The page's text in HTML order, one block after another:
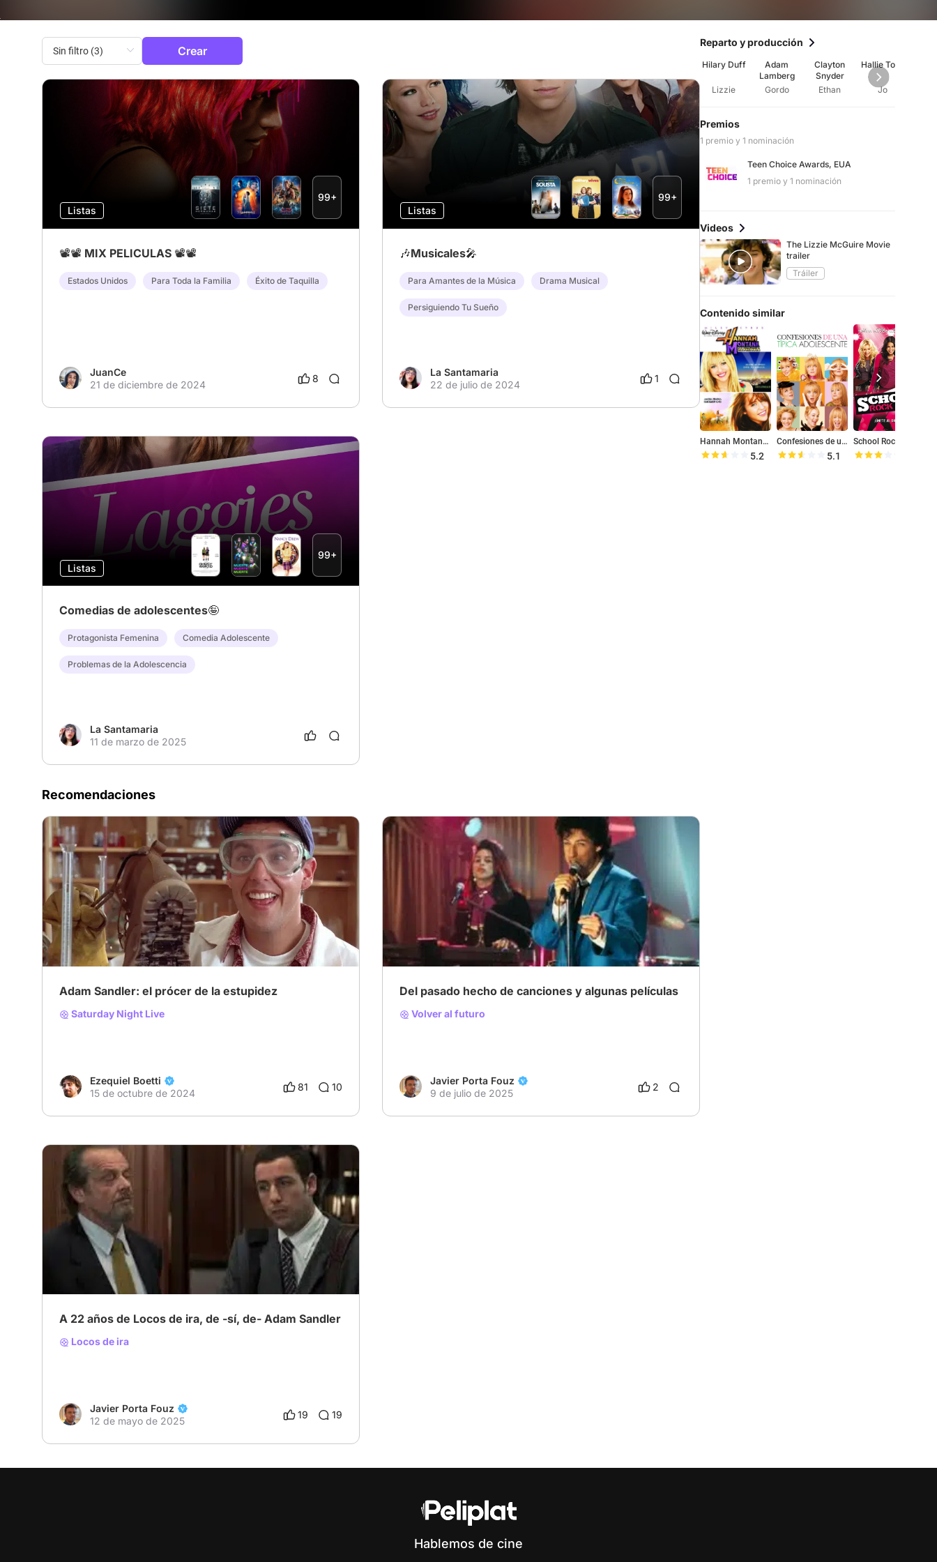
Crear
Listas
99+
📽️📽️ MIX PELICULAS 📽️📽️
Estados Unidos Para Toda la Familia Éxito de Taquilla
JuanCe
21 de diciembre de 2024
8
Listas
99+
🎶Musicales🎤
Para Amantes de la Música Drama Musical
Persiguiendo Tu Sueño
La Santamaria
22 de julio de 2024
1
Listas
99+
Comedias de adolescentes🤪
Protagonista Femenina Comedia Adolescente
Problemas de la Adolescencia
La Santamaria
11 de marzo de 2025
Recomendaciones
Adam Sandler: el prócer de la estupidez
Saturday Night Live
Ezequiel Boetti
15 de octubre de 2024
81 10
Del pasado hecho de canciones y algunas películas
Volver al futuro
Javier Porta Fouz
9 de julio de 2025
2
A 22 años de Locos de ira, de -sí, de- Adam Sandler
Locos de ira
Javier Porta Fouz
12 de mayo de 2025
19 19
Reparto y producción
Hilary Duff
Lizzie
Adam
Lamberg
Gordo
Clayton
Snyder
Ethan
Hallie Todd
Jo
Premios
1 premio y 1 nominación
Teen Choice Awards, EUA
1 premio y 1 nominación
Videos
The Lizzie McGuire Movie
trailer
Tráiler
Contenido similar
Hannah Montana: La película
5.2
Confesiones de una típica adolescente
5.1
School Rock Band
Hablemos de cine